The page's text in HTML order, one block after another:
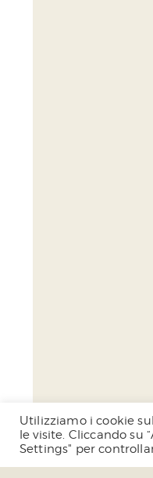
Utilizziamo i cookie
le visite. Cliccando su
Settings" per